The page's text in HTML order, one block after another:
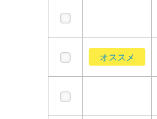
オススメ